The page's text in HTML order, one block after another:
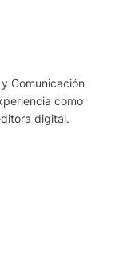
Comunicación
como
digital.